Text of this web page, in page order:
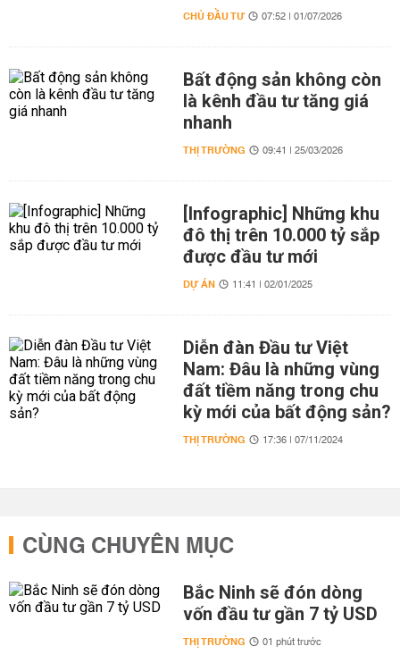
CHỦ ĐẦU TƯ 07:52 | 01/07/2026
Bất động sản không còn
là kênh đầu tư tăng giá
nhanh
THỊ TRƯỜNG 09:41 | 25/03/2026
[Infographic] Những khu
đô thị trên 10.000 tỷ sắp
được đầu tư mới
DỰ ÁN 11:41 | 02/01/2025
Diễn đàn Đầu tư Việt
Nam: Đâu là những vùng
đất tiềm năng trong chu
kỳ mới của bất động sản?
THỊ TRƯỜNG 17:36 | 07/11/2024
CÙNG CHUYÊN MỤC
Bắc Ninh sẽ đón dòng
vốn đầu tư gần 7 tỷ USD
THỊ TRƯỜNG 01 phút trước